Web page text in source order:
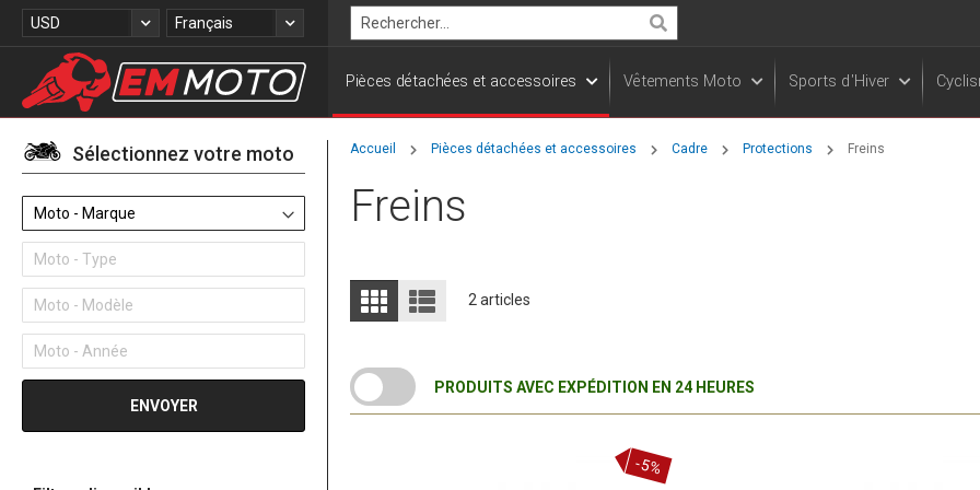
Allez
Devise
USD Langue
Français
Rechercher
Pièces détachées et accessoires Vêtements Moto Sports d'Hiver
Accueil Pièces détachées et accessoires Cadre Protections Freins
Freins
Afficher
en
Grille Liste 2 articles
PRODUITS AVEC EXPÉDITION EN 24 HEURES
-5%
Sélectionnez votre moto
Moto - Marque
Moto - Type
Moto - Modèle
Moto - Année
ENVOYER